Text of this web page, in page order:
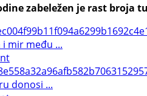
zabeležen je rast
i mir među ...
donosi ...